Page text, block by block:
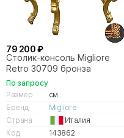
79 200 ₽
Столик-консоль Migliore
Retro 30709 бронза
По запросу
Размер
см
Бренд
Migliore
Страна
Италия
Код
143862